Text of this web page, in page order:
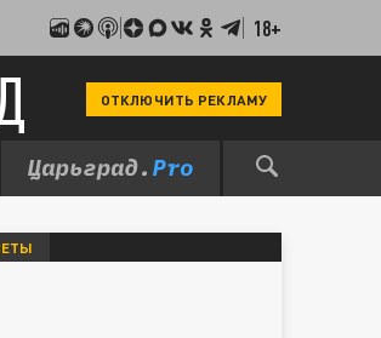
18+
ОТКЛЮЧИТЬ РЕКЛАМУ